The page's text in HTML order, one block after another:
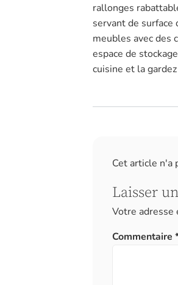
rallonges
servant de surface
meubles avec des
espace de
cuisine et la
Cet article n'a
Laisser
Votre adresse
Commentaire